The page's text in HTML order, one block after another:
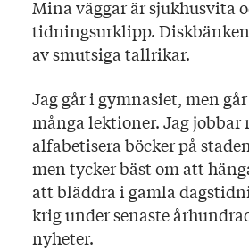
Mina väggar är sjukhusvita
tidningsurklipp.
av smutsiga tallrikar.
Jag går i gymnasiet, men
många lektioner. Jag jobbar
alfabetisera böcker på
men tycker bäst om att
att bläddra i gamla
krig under senaste
nyheter.